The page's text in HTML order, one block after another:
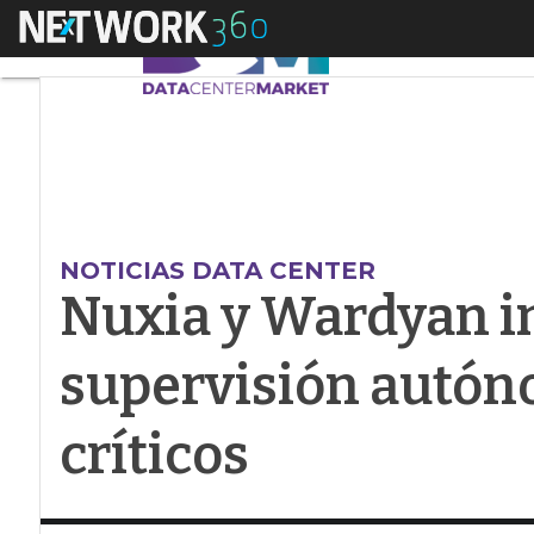
Menú Nuxia y Wardyan
NOTICIAS DATA CENTER
Nuxia y Wardyan
supervisión
críticos